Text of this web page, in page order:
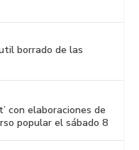
borrado de las
con elaboraciones de
popular el sábado 8